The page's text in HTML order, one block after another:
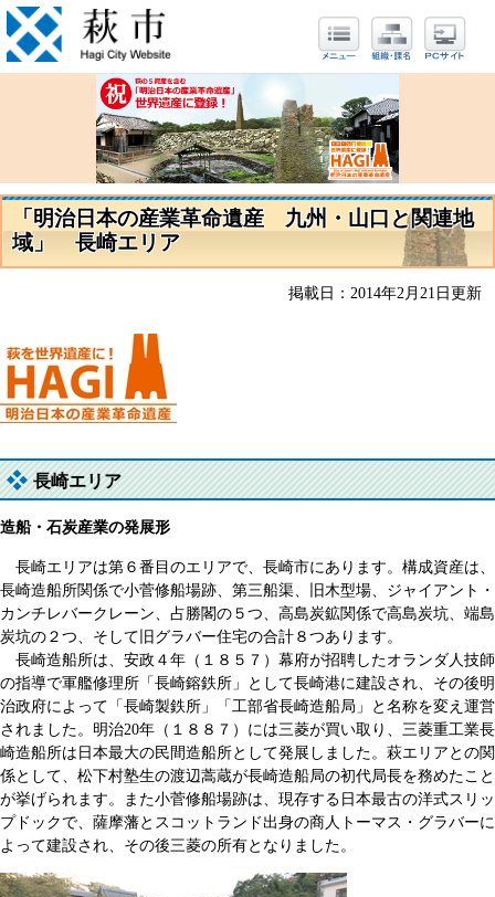
「明治日本の産業革命遺産 九州・山口と関連地
域」 長崎エリア
掲載日：2014年2月21日更新
長崎エリア
造船・石炭産業の発展形
長崎エリアは第６番目のエリアで、長崎市にあります。構成資産は、
長崎造船所関係で小菅修船場跡、第三船渠、旧木型場、ジャイアント・
カンチレバークレーン、占勝閣の５つ、高島炭鉱関係で高島炭坑、端島
炭坑の２つ、そして旧グラバー住宅の合計８つあります。
長崎造船所は、安政４年（１８５７）幕府が招聘したオランダ人技師
の指導で軍艦修理所「長崎鎔鉄所」として長崎港に建設され、その後明
治政府によって「長崎製鉄所」「工部省長崎造船局」と名称を変え運営
されました。明治20年（１８８７）には三菱が買い取り、三菱重工業長
崎造船所は日本最大の民間造船所として発展しました。萩エリアとの関
係として、松下村塾生の渡辺蒿蔵が長崎造船局の初代局長を務めたこと
が挙げられます。また小菅修船場跡は、現存する日本最古の洋式スリッ
プドックで、薩摩藩とスコットランド出身の商人トーマス・グラバーに
よって建設され、その後三菱の所有となりました。